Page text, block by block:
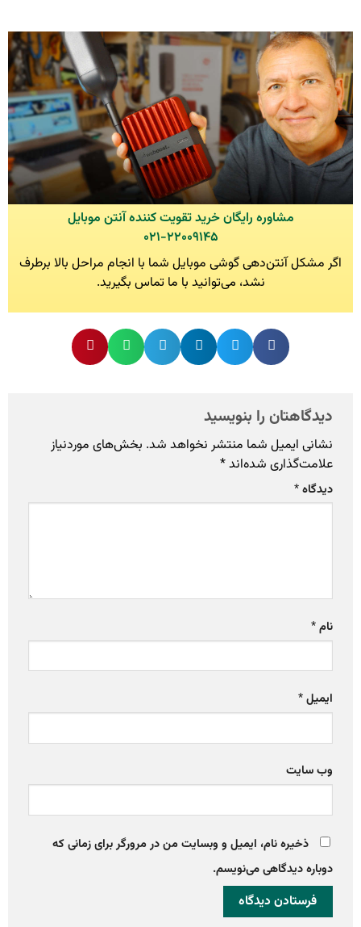
مشاوره رایگان خرید تقویت کننده آنتن موبایل
۰۲۱-۲۲۰۰۹۱۴۵
اگر مشکل آنتن‌دهی گوشی موبایل شما با انجام مراحل بالا برطرف
نشد، می‌توانید با ما تماس بگیرید.
دیدگاهتان را بنویسید
نشانی ایمیل شما منتشر نخواهد شد. بخش‌های موردنیاز
علامت‌گذاری شده‌اند*
دیدگاه*
نام*
ایمیل*
وب‌ سایت
ذخیره نام، ایمیل و وبسایت من در مرورگر برای زمانی که
دوباره دیدگاهی می‌نویسم.